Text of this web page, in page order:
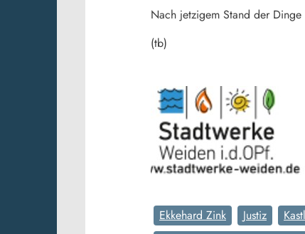
Nach jetzigem Stand der
(tb)
Ekkehard Zink Justiz